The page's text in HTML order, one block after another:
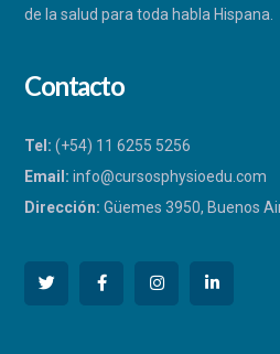
de la salud para toda habla Hispana.
Contacto
Tel: (+54) 11 6255 5256
Email: info@cursosphysioedu.com
Dirección: Güemes 3950, Buenos